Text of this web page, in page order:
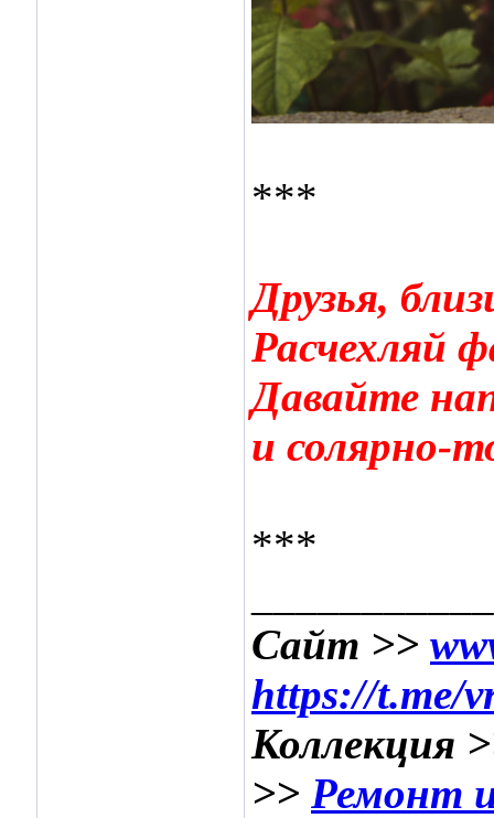
***
Друзья,
Расчехляй
Давайте
и солярно-
***
Сайт >>
https://t.me/
Коллекция
>> Ремонт